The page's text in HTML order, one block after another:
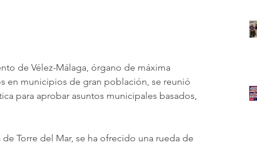
de Vélez-Málaga, órgano de máxima
en municipios de gran población, se reunió
para aprobar asuntos municipales basados,
Torre del Mar, se ha ofrecido una rueda de